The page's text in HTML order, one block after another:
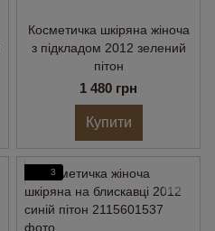
Косметичка шкіряна жіноча
з підкладом 2012 зелений
пітон
1 480 грн
Купити
3